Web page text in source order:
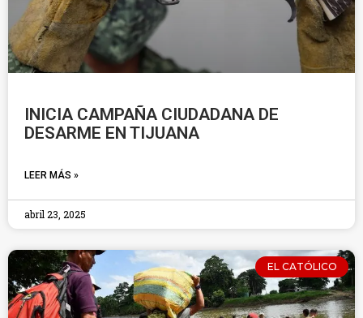
INICIA CAMPAÑA CIUDADANA DE
DESARME EN TIJUANA
LEER MÁS »
abril 23, 2025
EL CATÓLICO